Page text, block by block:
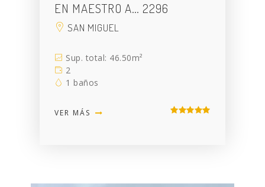
EN MAESTRO A… 2296
SAN MIGUEL
Sup. total: 46.50m²
2
1 baños
VER MÁS